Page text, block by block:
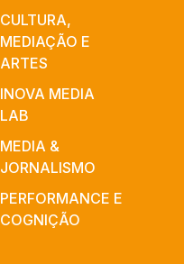
CULTURA,
MEDIAÇÃO E
ARTES​
INOVA MEDIA
LAB
MEDIA &
JORNALISMO
PERFORMANCE E
COGNIÇÃO